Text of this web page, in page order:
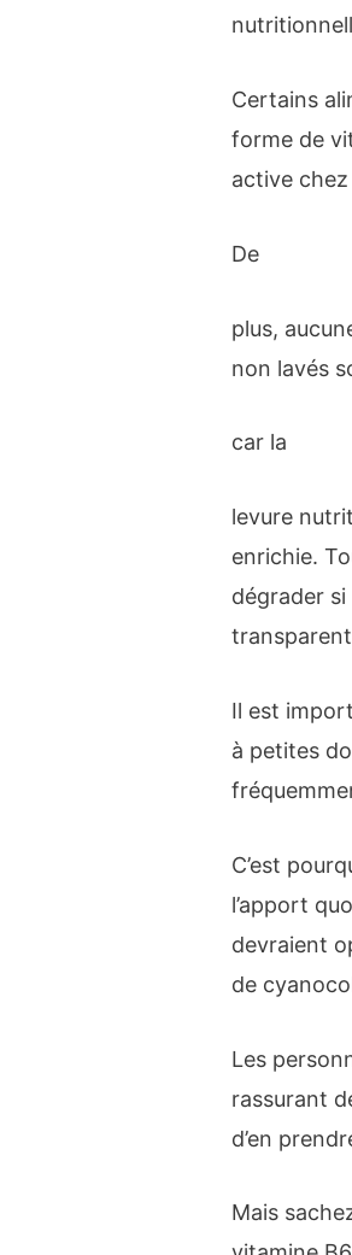
Certains
forme de
active
De
plus,
non lavés
car la
levure
enrichie.
dégrader
Il est
à petites
C’est
l’apport
devraient
de
Les
rassurant
d’en
Mais